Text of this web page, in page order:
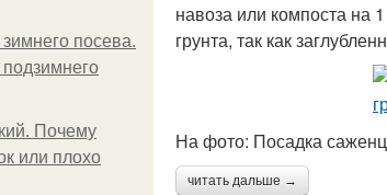
посева.
Почему
или плохо
навоза или компоста на
грунта, так как
На фото: Посадка
читать дальше →